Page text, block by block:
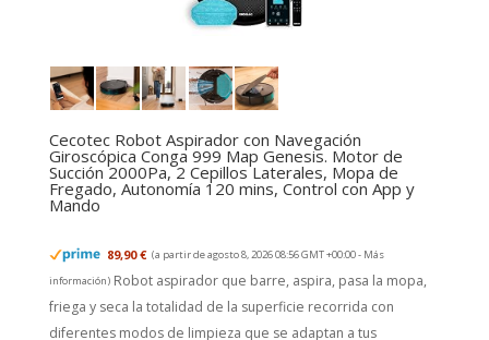
Cecotec Robot Aspirador con Navegación
Giroscópica Conga 999 Map Genesis. Motor de
Succión 2000Pa, 2 Cepillos Laterales, Mopa de
Fregado, Autonomía 120 mins, Control con App y
Mando
89,90 € (a partir de agosto 8, 2026 08:56 GMT +00:00 - Más
información) Robot aspirador que barre, aspira, pasa la mopa,
friega y seca la totalidad de la superficie recorrida con
diferentes modos de limpieza que se adaptan a tus